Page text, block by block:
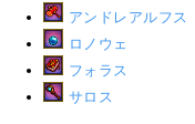
アンドレアルフス
ロノウェ
フォラス
サロス